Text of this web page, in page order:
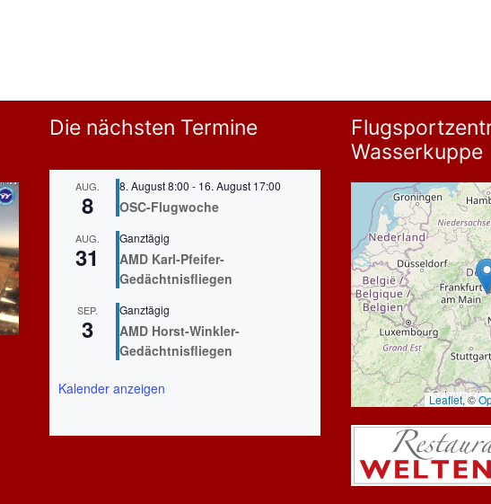
Die nächsten Termine
AUG.
8
8. August 8:00 - 16. August 17:00
OSC-Flugwoche
AUG.
31
Ganztägig
AMD Karl-Pfeifer-
Gedächtnisfliegen
SEP.
3
Ganztägig
AMD Horst-Winkler-
Gedächtnisfliegen
Kalender anzeigen
Wasserkuppe
Leaflet, ©